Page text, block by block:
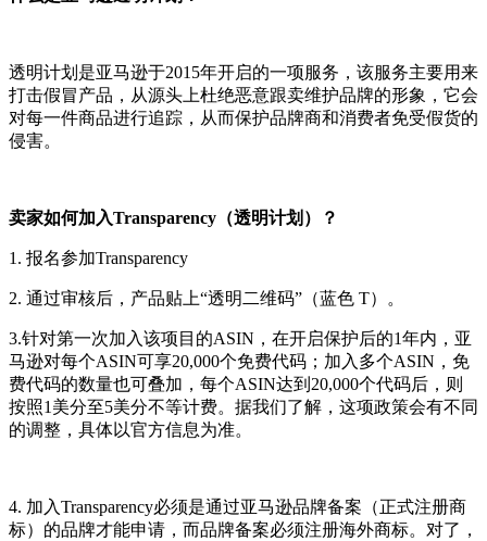
透明计划是亚马逊于2015年开启的一项服务，该服务主要用来
打击假冒产品，从源头上杜绝恶意跟卖维护品牌的形象，它会
对每一件商品进行追踪，从而保护品牌商和消费者免受假货的
侵害。
卖家如何加入Transparency（透明计划）？
1. 报名参加Transparency
2. 通过审核后，产品贴上“透明二维码”（蓝色 T）。
3.针对第一次加入该项目的ASIN，在开启保护后的1年内，亚
马逊对每个ASIN可享20,000个免费代码；加入多个ASIN，免
费代码的数量也可叠加，每个ASIN达到20,000个代码后，则
按照1美分至5美分不等计费。据我们了解，这项政策会有不同
的调整，具体以官方信息为准。
4. 加入Transparency必须是通过亚马逊品牌备案（正式注册商
标）的品牌才能申请，而品牌备案必须注册海外商标。对了，